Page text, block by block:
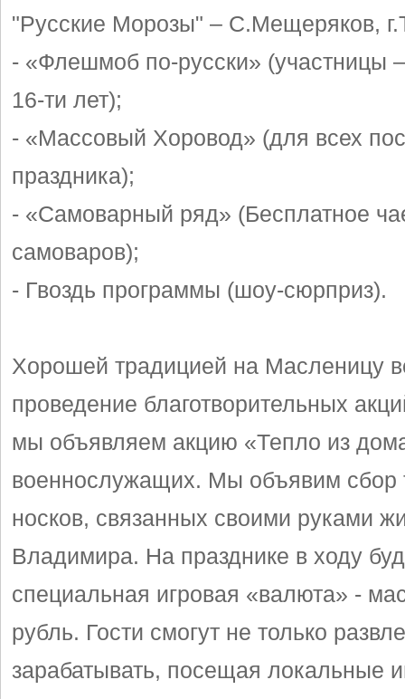
"Русские Морозы" – С.Мещеряков,
- «Флешмоб по-русски» (участницы
16-ти лет);
- «Массовый Хоровод» (для всех
праздника);
- «Самоварный ряд» (Бесплатное
самоваров);
- Гвоздь программы (шоу-сюрприз).
Хорошей традицией на Масленицу
проведение благотворительных
мы объявляем акцию «Тепло из
военнослужащих. Мы объявим сбор
носков, связанных своими руками
Владимира. На празднике в ходу
специальная игровая «валюта» -
рубль. Гости смогут не только
зарабатывать, посещая локальные